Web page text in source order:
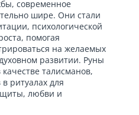
современное
шире. Они стали
психологической
помогая
на желаемых
развитии. Руны
качестве талисманов,
ритуалах для
любви и